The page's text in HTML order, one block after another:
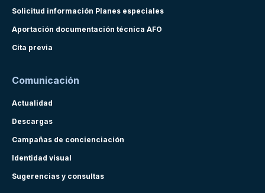
Solicitud información Planes especiales
Aportación documentación técnica AFO
Cita previa
Comunicación
Actualidad
Descargas
Campañas de concienciación
Identidad visual
Sugerencias y consultas